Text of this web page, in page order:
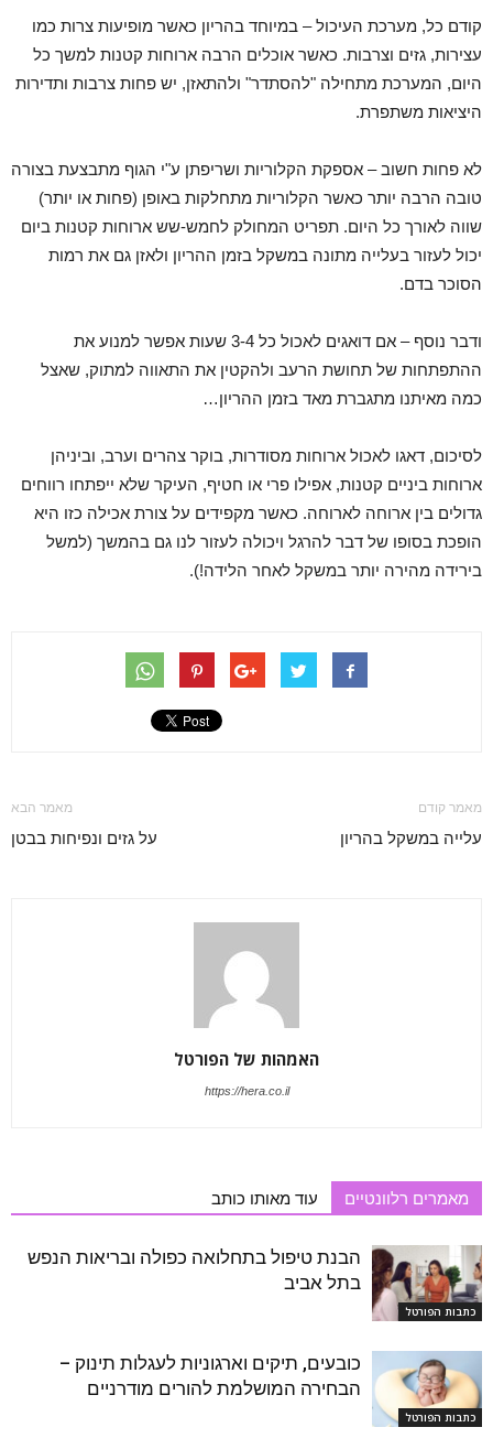
קודם כל, מערכת העיכול – במיוחד בהריון כאשר מופיעות צרות כמו
עצירות, גזים וצרבות. כאשר אוכלים הרבה ארוחות קטנות למשך כל
היום, המערכת מתחילה "להסתדר" ולהתאזן, יש פחות צרבות ותדירות
היציאות משתפרת.
לא פחות חשוב – אספקת הקלוריות ושריפתן ע"י הגוף מתבצעת בצורה
טובה הרבה יותר כאשר הקלוריות מתחלקות באופן (פחות או יותר)
שווה לאורך כל היום. תפריט המחולק לחמש-שש ארוחות קטנות ביום
יכול לעזור בעלייה מתונה במשקל בזמן ההריון ולאזן גם את רמות
הסוכר בדם.
ודבר נוסף – אם דואגים לאכול כל 3-4 שעות אפשר למנוע את
ההתפתחות של תחושת הרעב ולהקטין את התאווה למתוק, שאצל
כמה מאיתנו מתגברת מאד בזמן ההריון…
לסיכום, דאגו לאכול ארוחות מסודרות, בוקר צהרים וערב, וביניהן
ארוחות ביניים קטנות, אפילו פרי או חטיף, העיקר שלא ייפתחו רווחים
גדולים בין ארוחה לארוחה. כאשר מקפידים על צורת אכילה כזו היא
הופכת בסופו של דבר להרגל ויכולה לעזור לנו גם בהמשך (למשל
בירידה מהירה יותר במשקל לאחר הלידה!).
מאמר קודם
עלייה במשקל בהריון
מאמר הבא
על גזים ונפיחות בבטן
האמהות של הפורטל
https://hera.co.il
מאמרים רלוונטיים עוד מאותו כותב
כתבות הפורטל
הבנת טיפול בתחלואה כפולה ובריאות הנפש
בתל אביב
כתבות הפורטל
כובעים, תיקים וארגוניות לעגלות תינוק –
הבחירה המושלמת להורים מודרניים